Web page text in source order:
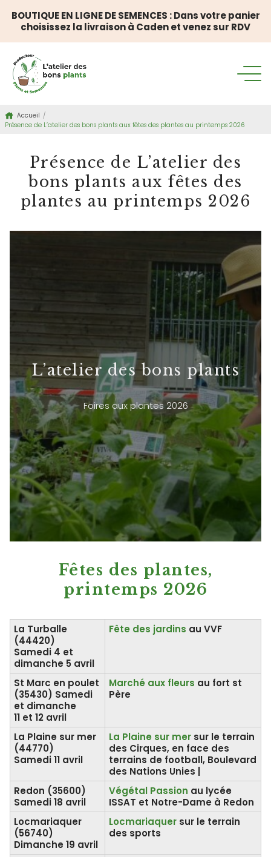
BOUTIQUE EN LIGNE DE SEMENCES : Dans votre panier
choisissez la livraison à Caden et venez sur RDV
Accueil /
Présence de L’atelier des bons plants aux fêtes des plantes au printemps 2026
Présence de L’atelier des
bons plants aux fêtes des
plantes au printemps 2026
L’atelier des bons plants
Foires aux plantes 2026
Fêtes des plantes,
printemps 2026
La Turballe
(44420)
Samedi 4 et
dimanche 5 avril
Fête des jardins au VVF
St Marc en poulet
(35430) Samedi
et dimanche
11 et 12 avril
Marché aux fleurs au fort st
Père
La Plaine sur mer
(44770)
Samedi 11 avril
La Plaine sur mer sur le terrain
des Cirques, en face des
terrains de football, Boulevard
des Nations Unies |
Redon (35600)
Samedi 18 avril
Végétal Passion au lycée
ISSAT et Notre-Dame à Redon
Locmariaquer
(56740)
Dimanche 19 avril
Locmariaquer sur le terrain
des sports